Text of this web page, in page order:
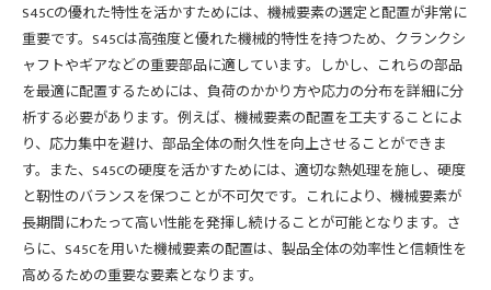
S45Cの優れた特性を活かすためには、機械要素の選定と配置が非常に
重要です。S45Cは高強度と優れた機械的特性を持つため、クランクシ
ャフトやギアなどの重要部品に適しています。しかし、これらの部品
を最適に配置するためには、負荷のかかり方や応力の分布を詳細に分
析する必要があります。例えば、機械要素の配置を工夫することによ
り、応力集中を避け、部品全体の耐久性を向上させることができま
す。また、S45Cの硬度を活かすためには、適切な熱処理を施し、硬度
と靭性のバランスを保つことが不可欠です。これにより、機械要素が
長期間にわたって高い性能を発揮し続けることが可能となります。さ
らに、S45Cを用いた機械要素の配置は、製品全体の効率性と信頼性を
高めるための重要な要素となります。